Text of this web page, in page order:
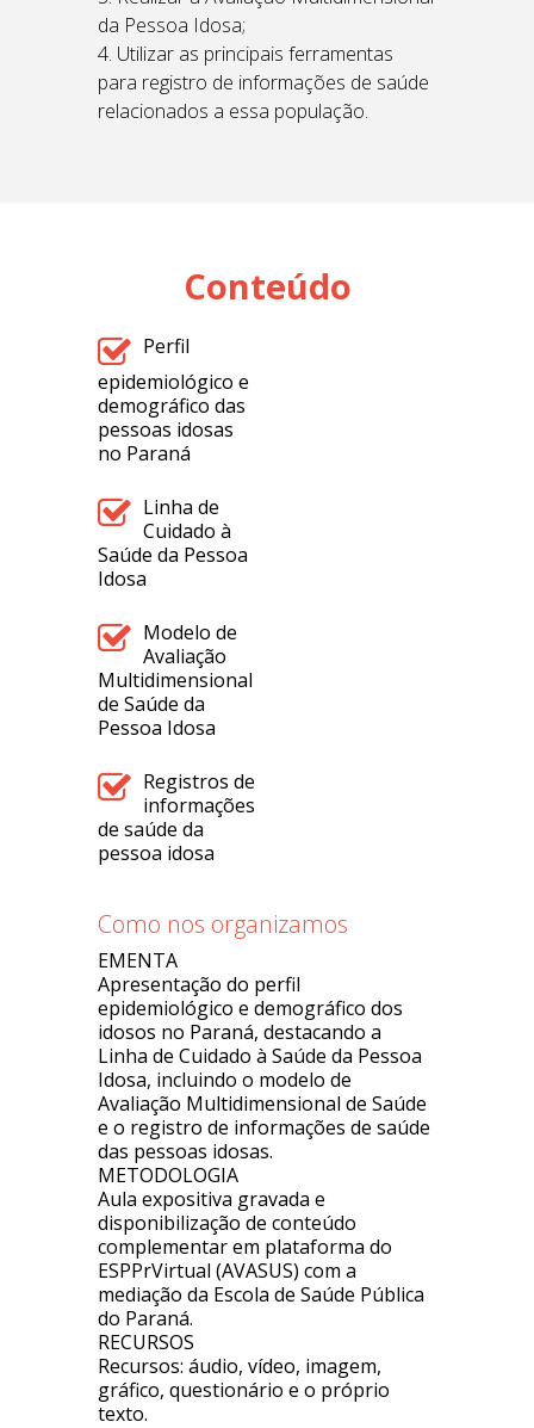
da Pessoa Idosa;
4. Utilizar as principais ferramentas
para registro de informações de saúde
relacionados a essa população.
Conteúdo
Perfil
epidemiológico e
demográfico das
pessoas idosas
no Paraná
Linha de
Cuidado à
Saúde da Pessoa
Idosa
Modelo de
Avaliação
Multidimensional
de Saúde da
Pessoa Idosa
Registros de
informações
de saúde da
pessoa idosa
Como nos organizamos
EMENTA
Apresentação do perfil
epidemiológico e demográfico dos
idosos no Paraná, destacando a
Linha de Cuidado à Saúde da Pessoa
Idosa, incluindo o modelo de
Avaliação Multidimensional de Saúde
e o registro de informações de saúde
das pessoas idosas.
METODOLOGIA
Aula expositiva gravada e
disponibilização de conteúdo
complementar em plataforma do
ESPPrVirtual (AVASUS) com a
mediação da Escola de Saúde Pública
do Paraná.
RECURSOS
Recursos: áudio, vídeo, imagem,
gráfico, questionário e o próprio
texto.